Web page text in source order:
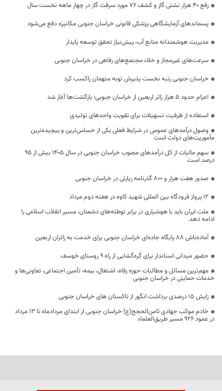
رفع 40 هزار نشتی گاز و کشف 76 مورد سرقت گاز در چهار ماهه نخست سال
پسماندهای آزمایشگاهی پزشکی قانونی خراسان جنوبی مکانیزه دفع می‌شود
مدیریت هوشمندانه منابع آب، پیش‌نیاز تحقق توسعه پایدار
سرعت‌های غیرمجاز و خلاء مجتمع‌های رفاهی در خراسان جنوبی
خراسان جنوبی رتبه نخست پذیرش توبه متهمان راکسب کرد
اعزام حدود 5 هزار زائر اربعین از خراسان جنوبی؛ بازگشت‌ها آغاز شد
استفاده از ظرفیت تسهیلات برای تقویت واحدهای تولیدی
وصول درآمدهای عمومی در شرایط فعلی یکی از حساس‌ترین و پیچیده‌ترین
مأموریت‌های دولت است
سهم مالیات از کل درآمدهای مصوب خراسان جنوبی در سال ۱۴۰۵ بیش از ۹۵
درصد است
صدور هفت هزار و ۸۰۰ گذرنامه زیارتی در خراسان جنوبی
۱۲ پرواز فرودگاه بین المللی شهید کاوه در هفته دوم مرداد
ملت ایران باید با هوشیاری در برابر توطئه‌های دشمنان، مسیر انقلاب اسلامی را
ادامه دهد.
آماده‌باش ۸۸ پایگاه جاده‌ای خراسان جنوبی برای خدمت به زائران اربعین
حضور میدانی استاندار برای گره‌گشایی از راه ۹ روستای خوسف
مهم‌ترین مسائل و مطالبات حوزه رفاه، اشتغال، بیمه، تأمین اجتماعی، تعاونی‌ها و
خدمات حمایتی در خراسان جنوبی
زایش ۱۵ درصدی برداشت انگور از تاکستان های خراسان جنوبی
خادم موکب جهادی ثامن‌الحجج(ع) خراسان جنوبی از ابتدای مردادماه تا ۱۳ مرداد
در عمود ۹۲۶ مسیر طریق‌العلماء